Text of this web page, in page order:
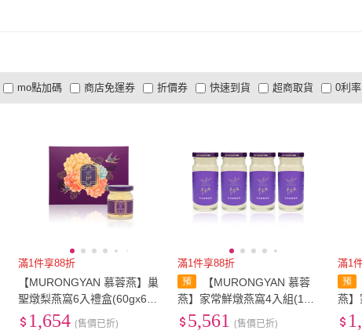
折價券
有影片
商品有量 電視購物
mo點加碼 快速到貨 超商取貨
大家電安心配
大家電快配
商店免運券 0利率
滿1件享88折
【MURONGYAN 慕蓉燕】巢
聖燉梨燕窩6入禮盒(60gx6
入/威品嚴選)
1,654 (售價已折)
滿1件享88折
【MURONGYAN 慕蓉
燕】家常鮮燉燕窩4入組(140
公克/瓶/威品嚴選)
5,561 (售價已折)
滿1
燕】
公